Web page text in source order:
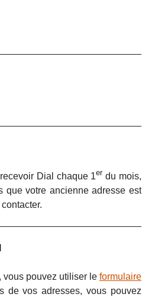
Dial chaque 1er du mois,
que votre ancienne adresse est
vous pouvez utiliser le formulaire
de vos adresses, vous pouvez